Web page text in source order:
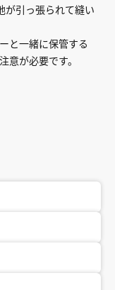
が引っ張られて縫い
と一緒に保管する
意が必要です。